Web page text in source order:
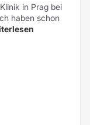
in Prag bei
haben schon